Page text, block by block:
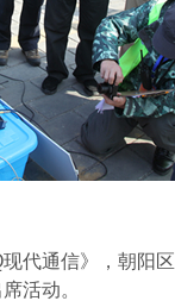
代通信》，朝阳区
活动。